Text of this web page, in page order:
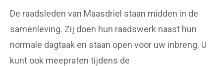
De raadsleden van Maasdriel staan midden in de
samenleving. Zij doen hun raadswerk naast hun
normale dagtaak en staan open voor uw inbreng. U
kunt ook meepraten tijdens de